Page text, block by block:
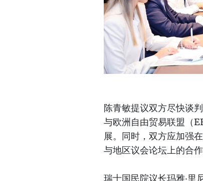
陈青敏提议双方尽快谈
与欧洲自由贸易联盟（
展。同时，双方应加强
与地区议会论坛上的合作
瑞士国民院议长玛雅·里